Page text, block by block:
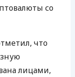
со
что
лицами,